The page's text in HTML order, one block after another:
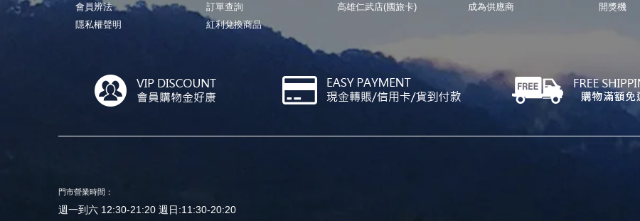
會員辨法
隱私權聲明
訂單查詢
紅利兌換商品
高雄仁武店(國旅卡)
成為供應商
開獎機
門市營業時間：
週一到六 12:30-21:20 週日:11:30-20:20